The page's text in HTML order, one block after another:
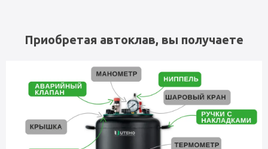
Приобретая автоклав, вы получаете